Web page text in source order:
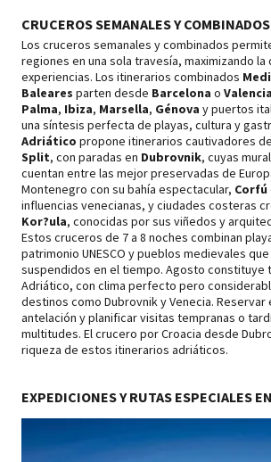
CRUCEROS SEMANALES Y COMBINADOS
Los cruceros semanales y combinados
regiones en una sola travesía, maximizando
experiencias. Los itinerarios combinados
Baleares parten desde Barcelona o Valencia
Palma, Ibiza, Marsella, Génova y puertos
una síntesis perfecta de playas, cultura y
Adriático propone itinerarios cautivadores
Split, con paradas en Dubrovnik, cuyas
cuentan entre las mejor preservadas de
Montenegro con su bahía espectacular, Corfú
influencias venecianas, y ciudades costeras
Kor?ula, conocidas por sus viñedos y
Estos cruceros de 7 a 8 noches combinan
patrimonio UNESCO y pueblos medievales
suspendidos en el tiempo. Agosto constituye
Adriático, con clima perfecto pero
destinos como Dubrovnik y Venecia. Reservar
antelación y planificar visitas tempranas o
multitudes. El crucero por Croacia desde
riqueza de estos itinerarios adriáticos.
EXPEDICIONES Y RUTAS ESPECIALES